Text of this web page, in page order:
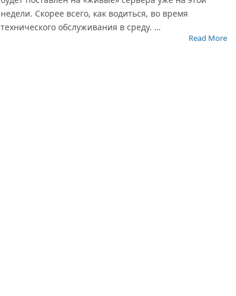
недели. Скорее всего, как водиться, во время
технического обслуживания в среду. …
Read More